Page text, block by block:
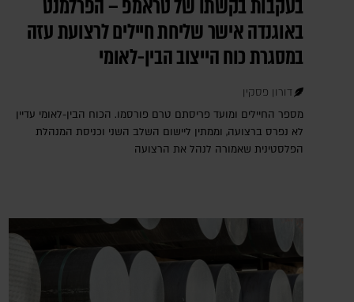
בעקבות בקשתו של טראמפ – הפרלמנט
באוגנדה אישר שליחת חיילים לרצועת עזה
במסגרת כוח הייצוב הבין-לאומי
דורון פסקין
מספר החיילים ומועד פריסתם טרם פורסמו. הכוח הבין-לאומי עדיין
לא נפרס ברצועה, וממתין ליישום השלב השני וכניסת המנהלת
הפלסטינית שאמורה לנהל את הרצועה